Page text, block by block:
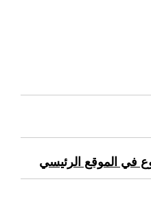
في الموقع الرئيسي